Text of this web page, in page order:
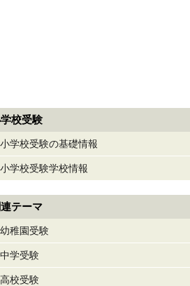
校受験
小学校受験の基礎情報
小学校受験学校情報
テーマ
幼稚園受験
中学受験
高校受験